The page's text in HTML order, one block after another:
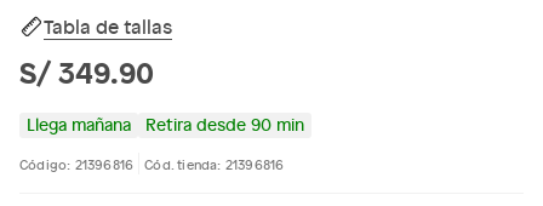
Tabla de tallas
S/ 349.90
Llega mañana Retira desde 90 min
Código: 21396816 Cód. tienda: 21396816